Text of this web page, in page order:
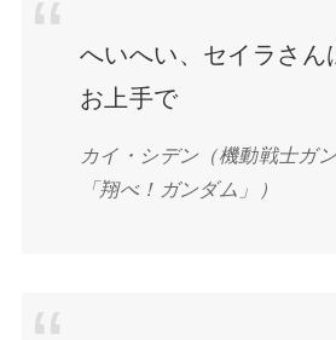
へいへい、セイラさん
お上手で
カイ・シデン（機動戦士ガ
「翔べ！ガンダム」）